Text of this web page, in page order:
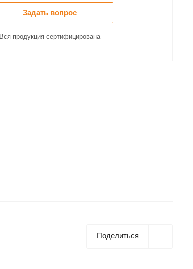
Задать вопрос
Вся продукция сертифицирована
Поделиться